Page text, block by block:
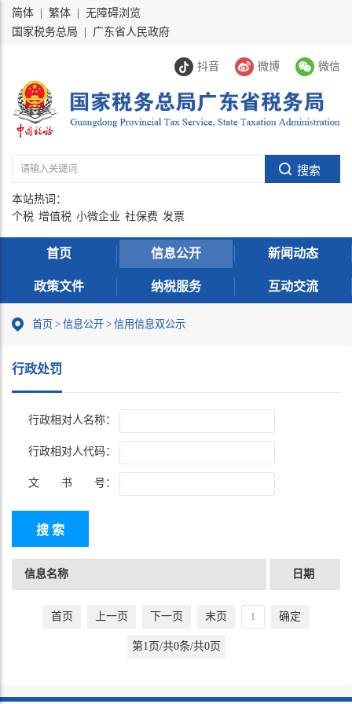
简体 繁体
无障碍浏览
国家税务总局
广东省人民政府
抖音 微博 微信
本站热词：
个税 增值税 小微企业 社保费 发票
首页 信息公开 新闻动态
政策文件 纳税服务 互动交流
首页 > 信息公开 > 信用信息双公示
行政处罚
行政相对人名称：
行政相对人代码：
文 书 号：
信息名称 日期
首页 上一页 下一页 末页 确定
第1页/共0条/共0页